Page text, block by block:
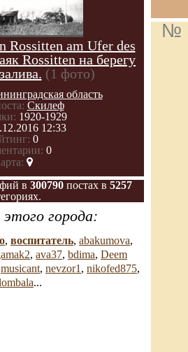
Rossitten am Ufer des
Rossitten на берегу
(1 фото)
область
Скилеф
1920-1929
12:33
0
0
в 300790 постах в 5257
города:
, воспитатель, abakumova,
, ava37, bdima, Deem
musicant, nevzor1 , nikofed875,
...
№